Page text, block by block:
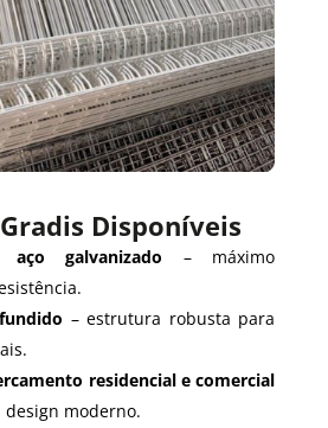
Disponíveis
galvanizado – máximo
– estrutura robusta para
residencial e comercial
design moderno.